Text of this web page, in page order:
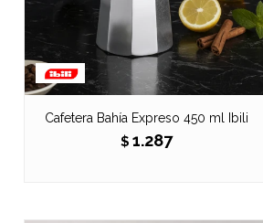
Cafetera Bahía Expreso 450 ml Ibili
$ 1.287